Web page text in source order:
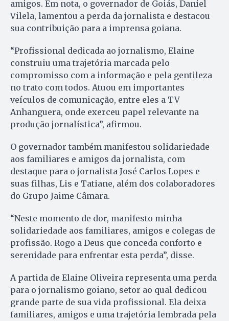
amigos. Em nota, o governador de Goiás, Daniel
Vilela, lamentou a perda da jornalista e destacou
sua contribuição para a imprensa goiana.
“Profissional dedicada ao jornalismo, Elaine
construiu uma trajetória marcada pelo
compromisso com a informação e pela gentileza
no trato com todos. Atuou em importantes
veículos de comunicação, entre eles a TV
Anhanguera, onde exerceu papel relevante na
produção jornalística”, afirmou.
O governador também manifestou solidariedade
aos familiares e amigos da jornalista, com
destaque para o jornalista José Carlos Lopes e
suas filhas, Lis e Tatiane, além dos colaboradores
do Grupo Jaime Câmara.
“Neste momento de dor, manifesto minha
solidariedade aos familiares, amigos e colegas de
profissão. Rogo a Deus que conceda conforto e
serenidade para enfrentar esta perda”, disse.
A partida de Elaine Oliveira representa uma perda
para o jornalismo goiano, setor ao qual dedicou
grande parte de sua vida profissional. Ela deixa
familiares, amigos e uma trajetória lembrada pela